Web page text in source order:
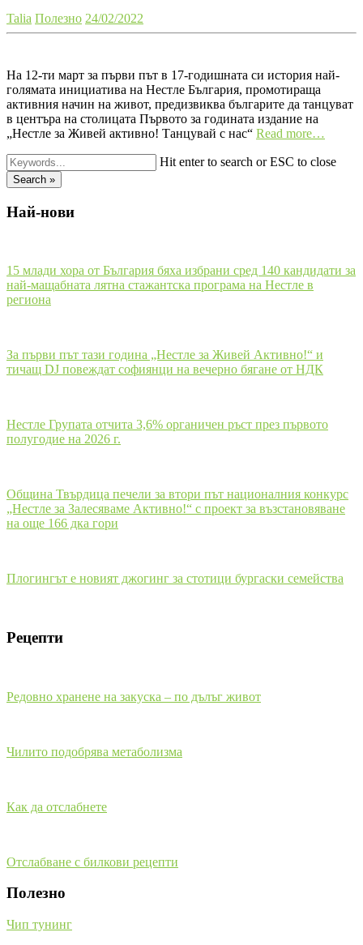
Talia Полезно 24/02/2022
На 12-ти март за първи път в 17-годишната си история най-
голямата инициатива на Нестле България, промотираща
активния начин на живот, предизвиква българите да танцуват
в центъра на столицата Първото за годината издание на
„Нестле за Живей активно! Танцувай с нас“ Read more…
Hit enter to search or ESC to close
Search »
Най-нови
15 млади хора от България бяха избрани сред 140 кандидати за
най-мащабната лятна стажантска програма на Нестле в
региона
За първи път тази година „Нестле за Живей Активно!“ и
тичащ DJ повеждат софиянци на вечерно бягане от НДК
Нестле Групата отчита 3,6% органичен ръст през първото
полугодие на 2026 г.
Община Твърдица печели за втори път националния конкурс
„Нестле за Залесяваме Активно!“ с проект за възстановяване
на още 166 дка гори
Плогингът е новият джогинг за стотици бургаски семейства
Рецепти
Редовно хранене на закуска – по дълъг живот
Чилито подобрява метаболизма
Как да отслабнете
Отслабване с билкови рецепти
Полезно
Чип тунинг